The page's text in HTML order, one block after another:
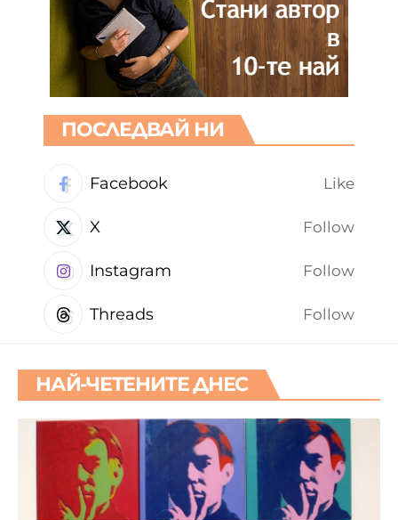
ПОСЛЕДВАЙ НИ
Facebook Like
X Follow
Instagram Follow
Threads Follow
НАЙ-ЧЕТЕНИТЕ ДНЕС